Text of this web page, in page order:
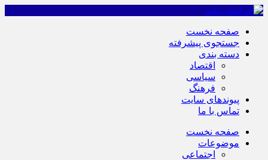
صفحه نخست
جستجوی پیشرفته
دسته بندی
اقتصاد
سیاسی
فرهنگ
پیوندهای سایت
تماس با ما
صفحه نخست
موضوعات
اجتماعی